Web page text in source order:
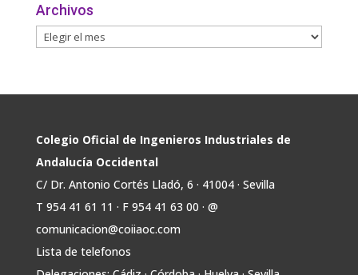
Twitter
📢ℹ️ El Gobierno acelera la electrificación
2030 para infraestructuras que permitan la
conexión de vivienda, industria y transporte
electrificado.
Estas medidas se encuentran en la dirección
Avata COIIAOC
Archivos
Colegio Oficial de Ingenieros Industriales de
Andalucía Occidental
C/ Dr. Antonio Cortés Lladó, 6 · 41004 · Sevilla
T 954 41 61 11 · F 954 41 63 00 · @
comunicacion@coiiaoc.com
Lista de telefonos